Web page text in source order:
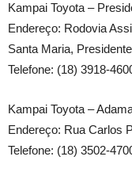
Kampai Toyota –
Endereço: Rodovia
Santa Maria,
Telefone: (18) 3918-
Kampai Toyota –
Endereço: Rua Carlos
Telefone: (18) 3502-